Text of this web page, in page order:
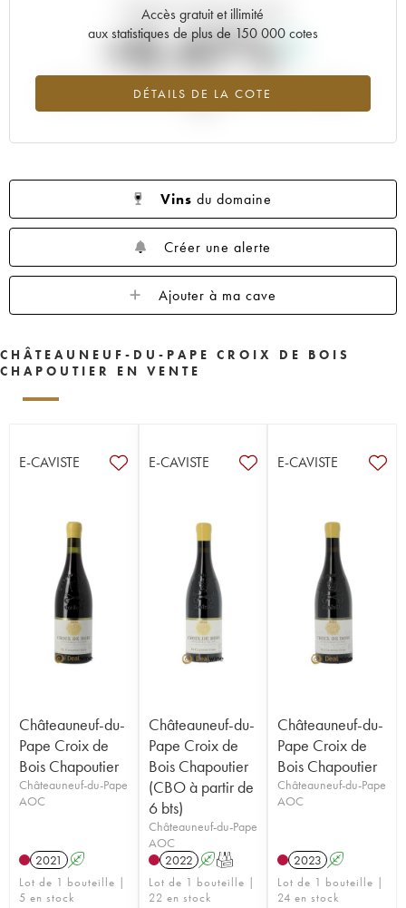
Accès gratuit et illimité
aux statistiques de plus de 150 000 cotes
DÉTAILS DE LA COTE
Tendance actuelle de la cote
+0.47%
Tendance à la hausse du millésime 1999 en 2026 par rapport à
Vins du domaine
Créer une alerte
Ajouter à ma cave
CHÂTEAUNEUF-DU-PAPE CROIX DE BOIS
CHAPOUTIER EN VENTE
E-CAVISTE
Châteauneuf-du-
Pape Croix de
Bois Chapoutier
Châteauneuf-du-Pape
AOC
2021 A
Lot de 1 bouteille |
5 en stock
E-CAVISTE
Châteauneuf-du-
Pape Croix de
Bois Chapoutier
(CBO à partir de
6 bts)
Châteauneuf-du-Pape
AOC
2022 AT
Lot de 1 bouteille |
22 en stock
E-CAVISTE
Châteauneuf-du-
Pape Croix de
Bois Chapoutier
Châteauneuf-du-Pape
AOC
2023 A
Lot de 1 bouteille |
24 en stock